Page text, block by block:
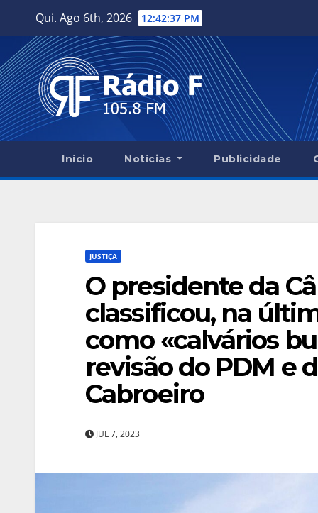
content
Qui. Ago 6th, 2026 12:42:39 PM
Início Notícias Publicidade
JUSTIÇA
O presidente da
classificou, na
como «calvários
revisão do PDM e
Cabroeiro
JUL 7, 2023